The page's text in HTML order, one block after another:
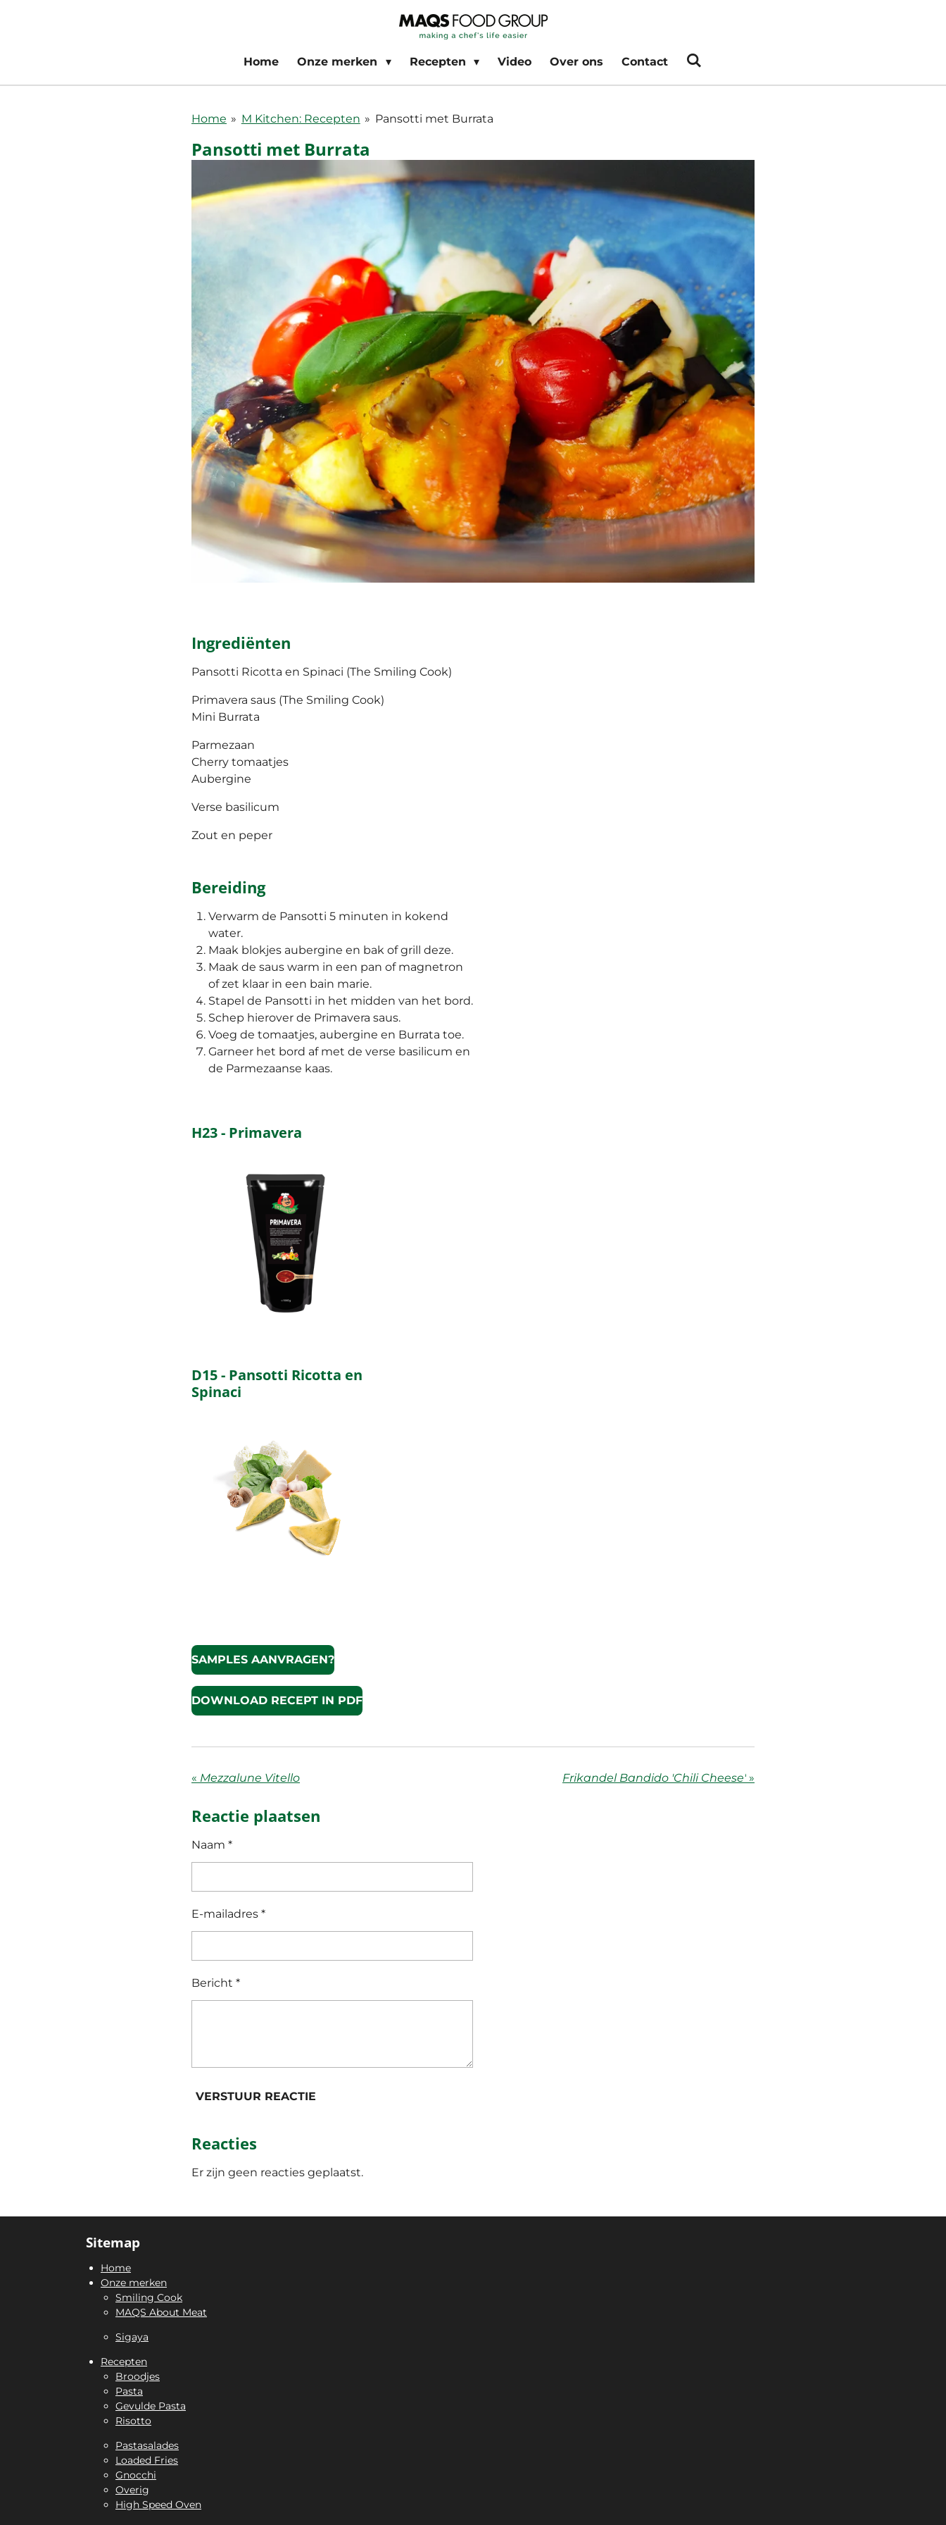
hoofdinhoud
Home Onze merken Recepten Video Over ons Contact
Home » M Kitchen: Recepten » Pansotti met Burrata
Pansotti met Burrata
Ingrediënten
Pansotti Ricotta en Spinaci (The Smiling Cook)
Primavera saus (The Smiling Cook)
Mini Burrata
Parmezaan
Cherry tomaatjes
Aubergine
Verse basilicum
Zout en peper
Bereiding
Verwarm de Pansotti 5 minuten in kokend
water.
Maak blokjes aubergine en bak of grill deze.
Maak de saus warm in een pan of magnetron
of zet klaar in een bain marie.
Stapel de Pansotti in het midden van het bord.
Schep hierover de Primavera saus.
Voeg de tomaatjes, aubergine en Burrata toe.
Garneer het bord af met de verse basilicum en
de Parmezaanse kaas.
H23 - Primavera
D15 - Pansotti Ricotta en
Spinaci
SAMPLES AANVRAGEN?
DOWNLOAD RECEPT IN PDF
« Mezzalune Vitello Frikandel Bandido 'Chili Cheese' »
Reactie plaatsen
Naam *
E-mailadres *
Bericht *
VERSTUUR REACTIE
Reacties
Er zijn geen reacties geplaatst.
Sitemap
Home
Onze merken
Smiling Cook
MAQS About Meat
Sigaya
Recepten
Broodjes
Pasta
Gevulde Pasta
Risotto
Pastasalades
Loaded Fries
Gnocchi
Overig
High Speed Oven